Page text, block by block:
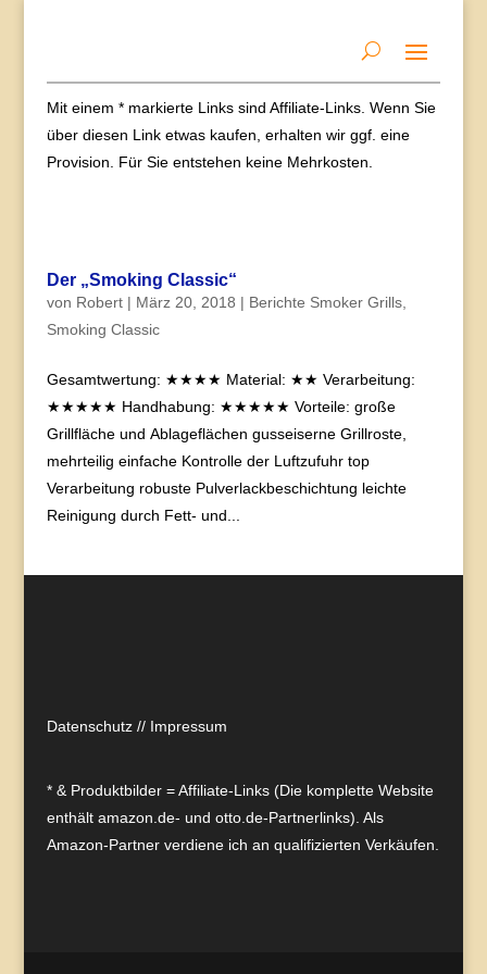
Mit einem * markierte Links sind Affiliate-Links. Wenn Sie
über diesen Link etwas kaufen, erhalten wir ggf. eine
Provision. Für Sie entstehen keine Mehrkosten.
Der „Smoking Classic“
von Robert| März 20, 2018 | Berichte Smoker Grills,
Smoking Classic
Gesamtwertung: ★★★★ Material: ★★ Verarbeitung:
★★★★★ Handhabung: ★★★★★ Vorteile: große
Grillfläche und Ablageflächen gusseiserne Grillroste,
mehrteilig einfache Kontrolle der Luftzufuhr top
Verarbeitung robuste Pulverlackbeschichtung leichte
Reinigung durch Fett- und...
Datenschutz// Impressum
* & Produktbilder = Affiliate-Links (Die komplette Website
enthält amazon.de- und otto.de-Partnerlinks). Als
Amazon-Partner verdiene ich an qualifizierten Verkäufen.